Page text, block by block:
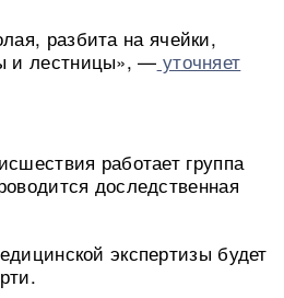
разбита на ячейки,
и лестницы», — уточняет
работает группа
доследственная
экспертизы будет